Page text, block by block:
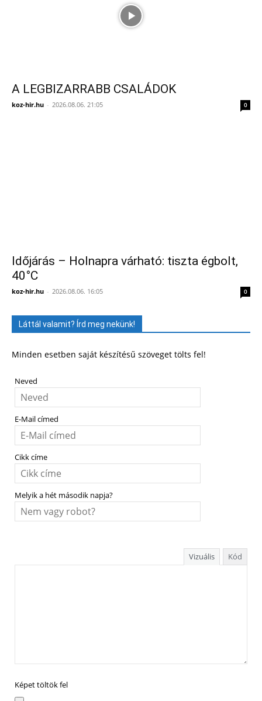
A LEGBIZARRABB CSALÁDOK
koz-hir.hu - 2026.08.06. 21:05 0
Időjárás – Holnapra várható: tiszta égbolt,
40°C
koz-hir.hu - 2026.08.06. 16:05 0
Láttál valamit? Írd meg nekünk!
Minden esetben saját készítésű szöveget tölts fel!
Neved
E-Mail címed
Cikk címe
Melyik a hét második napja?
Vizuális Kód
Képet töltök fel